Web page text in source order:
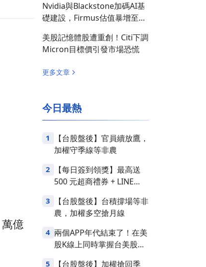
億
Nvidia與Blackstone加碼AI基
礎建設，Firmus估值暴增至
美股記憶體股遭重創！Citi下調
Micron目標價引發市場恐慌
更多文章
今日最熱
1
【台股盤後】官員續放鷹，
加權守季線等非農
2
【每日簽到領獎】最高送
500 元超商禮券 + LINE
3
【台股盤後】台積撐場等非
農，加權多空搶月線
4 兩個APP年代結束了！在美
股K線上同時掌握台美股損
5
【台股盤後】加權搶回季